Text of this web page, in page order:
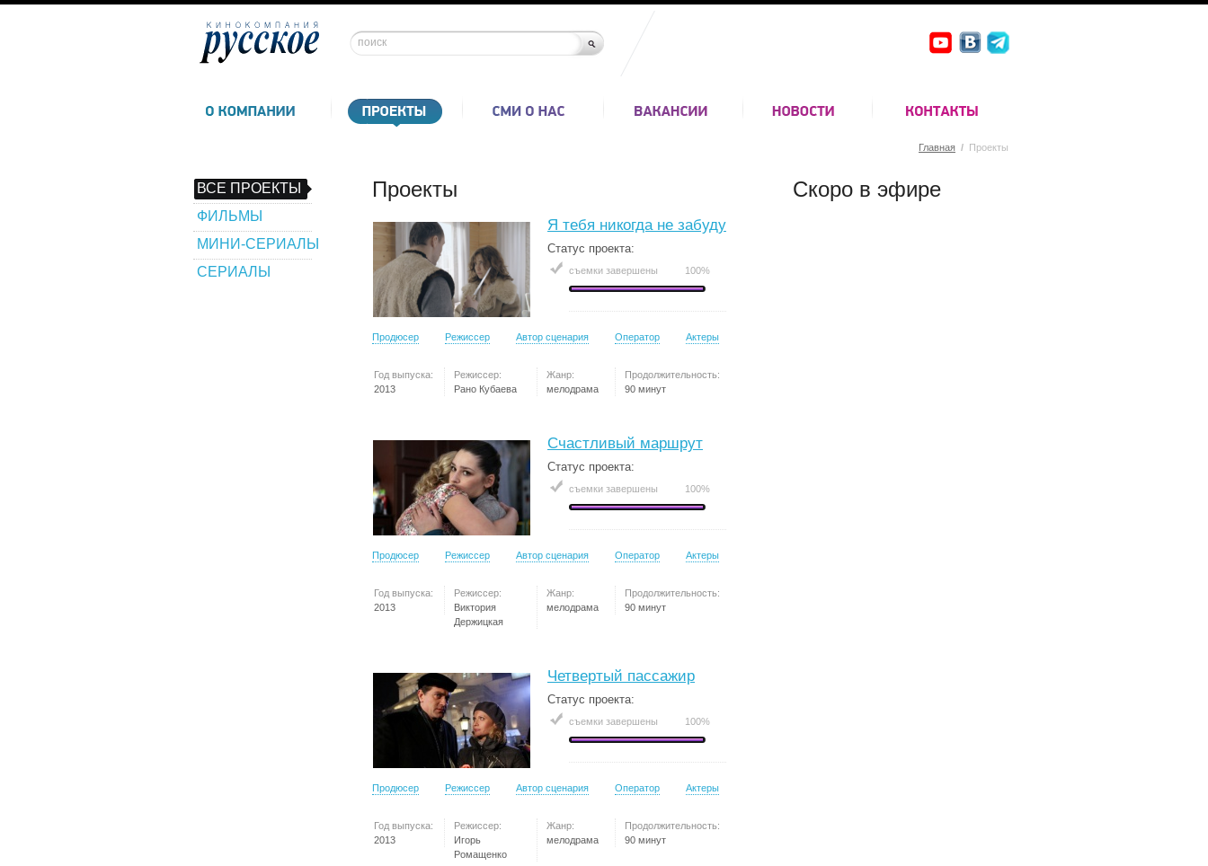
Главная / Проекты
ВСЕ ПРОЕКТЫ
ФИЛЬМЫ
МИНИ-СЕРИАЛЫ
СЕРИАЛЫ
Проекты
Я тебя никогда не забуду
Статус проекта:
съемки завершены 100%
Продюсер Режиссер Автор сценария Оператор Актеры
Год выпуска:
2013
Режиссер:
Рано Кубаева
Жанр:
мелодрама
Продолжительность:
90 минут
Счастливый маршрут
Статус проекта:
съемки завершены 100%
Продюсер Режиссер Автор сценария Оператор Актеры
Год выпуска:
2013
Режиссер:
Виктория
Держицкая
Жанр:
мелодрама
Продолжительность:
90 минут
Четвертый пассажир
Статус проекта:
съемки завершены 100%
Продюсер Режиссер Автор сценария Оператор Актеры
Год выпуска:
2013
Режиссер:
Игорь
Ромащенко
Жанр:
мелодрама
Продолжительность:
90 минут
Скоро в эфире